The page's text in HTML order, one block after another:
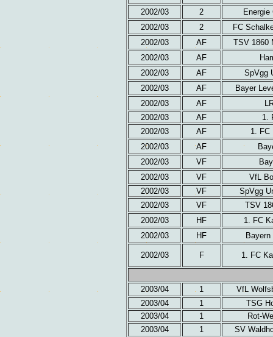
2002/03
2
2002/03
2
FC
2002/03
AF
TSV 1860
2002/03
AF
2002/03
AF
SpVgg
2002/03
AF
Bayer
2002/03
AF
2002/03
AF
1.
2002/03
AF
1. FC
2002/03
AF
2002/03
VF
2002/03
VF
VfL
2002/03
VF
SpVgg
2002/03
VF
TSV
2002/03
HF
1. FC
2002/03
HF
2002/03 F 1. FC
2003/04 1
VfL
2003/04
1
TSG
2003/04
1
Rot-
2003/04
1
SV